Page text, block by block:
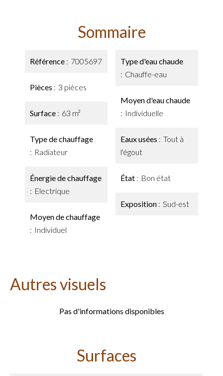
Sommaire
Référence 7005697
Pièces 3 pièces
Surface 63 m²
Type de chauffage
Radiateur
Énergie de chauffage
Electrique
Moyen de chauffage
Individuel
Type d'eau chaude
Chauffe-eau
Moyen d'eau chaude
Individuelle
Eaux usées
Tout à
l'égout
État Bon état
Exposition Sud-est
Autres visuels
Pas d'informations disponibles
Surfaces